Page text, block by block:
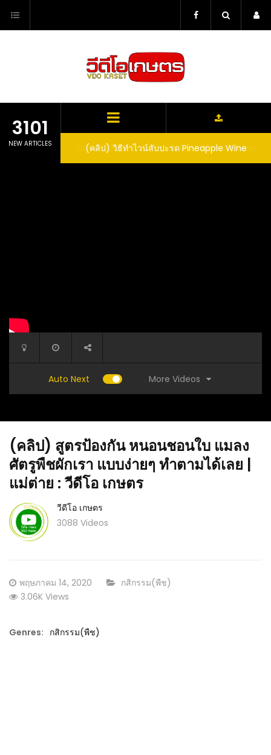
content
3101
NEW ARTICLES
ปในถัง จะได้ผล
expect that
(คลิป) วิธีทำไวน์สับปะรด Pineapple Wine
Auto Next More Videos
บง่ายๆ
(คลิป) วิธีปลูกปลูกแคโดยไม่ใช้เมล็ด ต้นเตี้ย
ออกดอกเร็ว : วีดีโอ เกษตร
(คลิป) สูตรป้องกัน หนอนชอนใบ แมลง
ศัตรูพืชผักเรา แบบง่ายๆ ทำตามได้เลย |
แม่ต่าย : วีดีโอ เกษตร
วีดีโอ เกษตร
3088 Videos
Posted
on
พฤษภาคม 14, 2020 CATEGORY:
กสิกรรม(พืช)
3.06K Views
Genres: กสิกรรม(พืช)